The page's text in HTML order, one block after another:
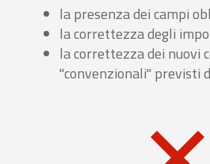
la presenza dei campi
la correttezza degli
la correttezza dei nuovi
"convenzionali" previsti